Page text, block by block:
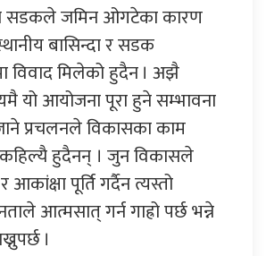
सडकले जमिन ओगटेका कारण
बासिन्दा र सडक
विवाद मिलेको हुदैन । अझै
यो आयोजना पूरा हुने सम्भावना
प्रचलनले विकासका काम
हुदैनन् । जुन विकासले
पूर्ति गर्दैन त्यस्तो
आत्मसात् गर्न गाह्रो पर्छ भन्ने
।